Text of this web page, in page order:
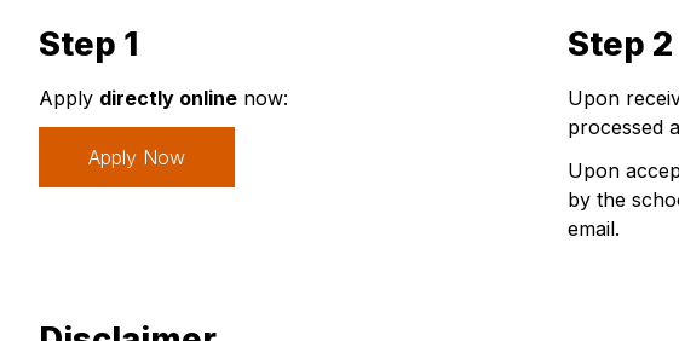
Step 1
Apply directly online now:
Apply Now
Step 2
Upon
processed
Upon
by the
email.